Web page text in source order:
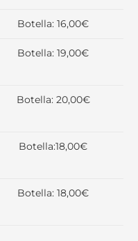
Botella: 16,00€
Botella: 19,00€
Botella: 20,00€
Botella:18,00€
Botella: 18,00€